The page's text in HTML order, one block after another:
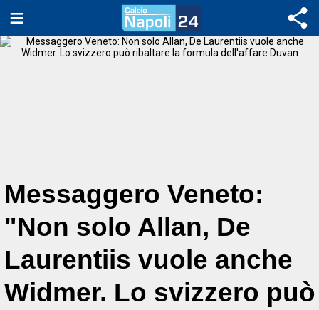
Messaggero Veneto:
"Non solo Allan, De
Laurentiis vuole anche
Widmer. Lo svizzero può